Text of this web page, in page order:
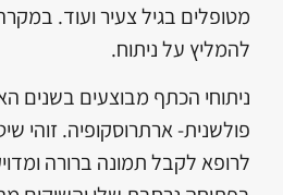
מטופלים בגיל צעיר ועוד.
להמליץ על ניתוח.
ניתוחי הכתף מבוצעים בשנים
פולשנית- ארתרוסקופיה.
לרופא לקבל תמונה ברורה